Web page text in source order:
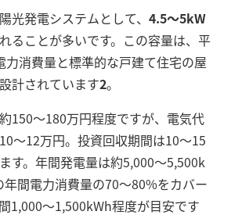
光発電システムとして、 4.5～5kW
ることが多いです。この容量は、平
力消費量と標準的な戸建て住宅の屋
計されています2。
150～180万円程度ですが、電気代
～12万円。投資回収期間は10～15
す。年間発電量は約5,000～5,500k
間電力消費量の70～80%をカバー
1,000～1,500kWh程度が目安です